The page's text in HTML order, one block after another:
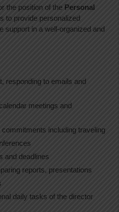
the position of the Personal
to provide personalized
support in a well-organized and
responding to emails and
meetings and
commitments including traveling
and deadlines
reports, presentations
daily tasks of the director